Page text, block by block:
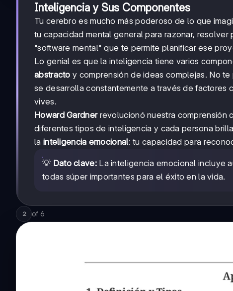
Inteligencia y Sus Componentes
Tu cerebro es mucho más poderoso de lo que
tu capacidad mental general para razonar,
"software mental" que te permite planificar ese
Lo genial es que la inteligencia tiene varios
abstracto y comprensión de ideas complejas. No
se desarrolla constantemente a través de factores
vives.
Howard Gardnerrevolucionó nuestra comprensión
diferentes tipos de inteligencia y cada persona
la inteligencia emocional: tu capacidad para
💡 Dato clave:La inteligencia emocional incluye
todas súper importantes para el éxito en la vida.
2 of 6